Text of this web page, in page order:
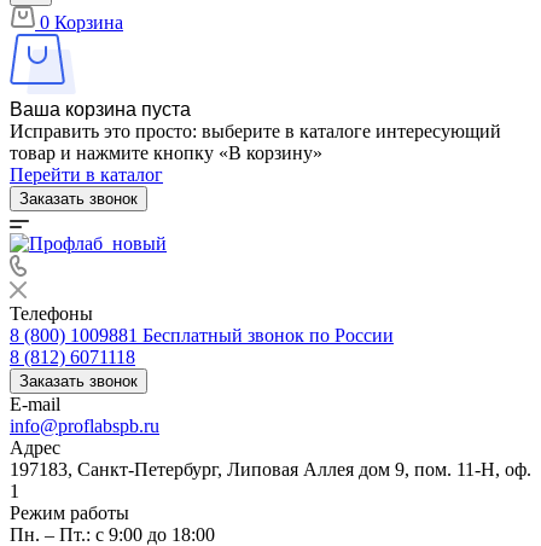
0 Корзина
Ваша корзина пуста
Исправить это просто: выберите в каталоге интересующий
товар и нажмите кнопку «В корзину»
Перейти в каталог
Заказать звонок
Телефоны
8 (800) 1009881 Бесплатный звонок по России
8 (812) 6071118
Заказать звонок
E-mail
info@proflabspb.ru
Адрес
197183, Санкт-Петербург, Липовая Аллея дом 9, пом. 11-Н, оф.
1
Режим работы
Пн. – Пт.: с 9:00 до 18:00